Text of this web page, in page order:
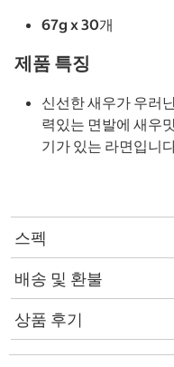
67g x 30개
제품 특징
신선한 새우가 우러
력있는 면발에 새우
기가 있는 라면입니
스펙
배송 및 환불
상품 후기